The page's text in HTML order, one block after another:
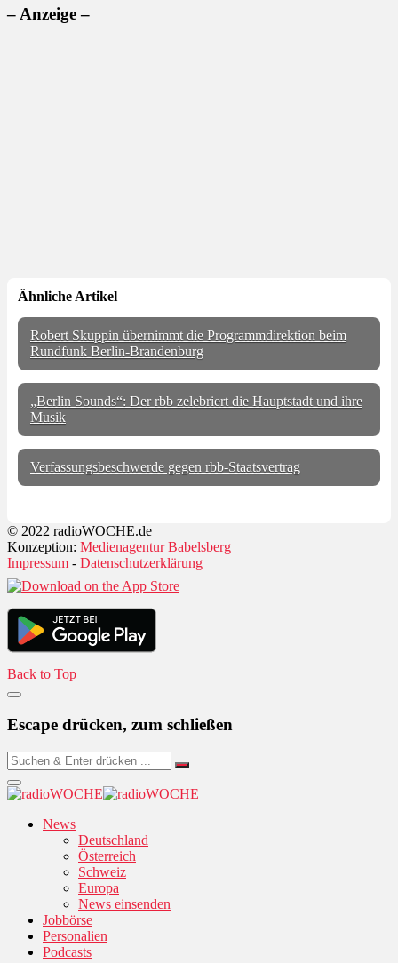
– Anzeige –
Ähnliche Artikel
Robert Skuppin übernimmt die Programmdirektion beim
Rundfunk Berlin-Brandenburg
„Berlin Sounds“: Der rbb zelebriert die Hauptstadt und ihre
Musik
Verfassungsbeschwerde gegen rbb-Staatsvertrag
© 2022 radioWOCHE.de
Konzeption: Medienagentur Babelsberg
Impressum - Datenschutzerklärung
Back to Top
Escape drücken, zum schließen
News
Deutschland
Österreich
Schweiz
Europa
News einsenden
Jobbörse
Personalien
Podcasts